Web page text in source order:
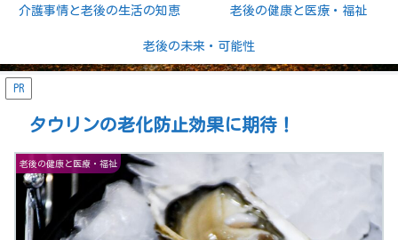
介護事情と老後の生活の知恵 老後の健康と医療・福祉
老後の未来・可能性
PR
タウリンの老化防止効果に期待！
老後の健康と医療・福祉